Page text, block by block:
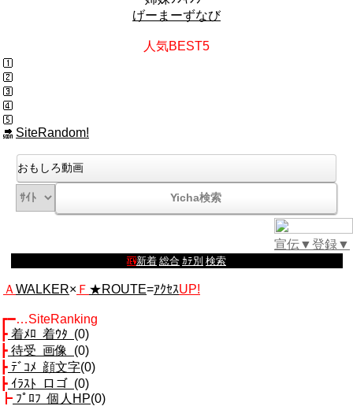
げーまーずなび
人気BEST5
SiteRandom!
宣伝▼登録▼
新着 総合 ｶﾃ別 検索
Ａ WALKER× Ｆ ★ROUTE=ｱｸｾｽUP!
┏━…SiteRanking
┣ 着ﾒﾛ 着ｳﾀ (0)
┣ 待受 画像 (0)
┣ ﾃﾞｺﾒ 顔文字(0)
┣ ｲﾗｽﾄ ロゴ (0)
┣ ﾌﾟﾛﾌ 個人HP(0)